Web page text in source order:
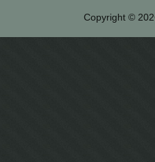
Copyright ©